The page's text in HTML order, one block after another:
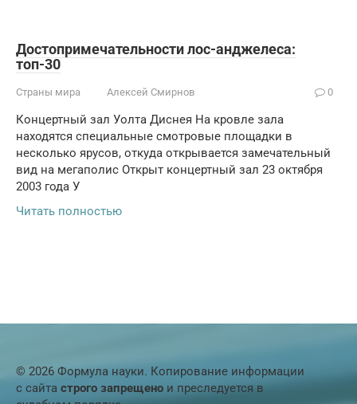
Достопримечательности лос-анджелеса:
топ-30
Страны мира Алексей Смирнов 0
Концертный зал Уолта Диснея На кровле зала
находятся специальные смотровые площадки в
несколько ярусов, откуда открывается замечательный
вид на мегаполис Открыт концертный зал 23 октября
2003 года У
Читать полностью
© 2026 Формула науки. Копирование информации
с сайта строго запрещено и преследуется в